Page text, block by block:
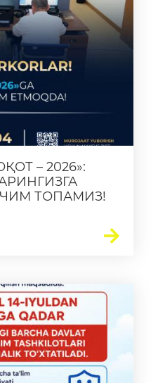
– 2026»:
ТОПАМИЗ!